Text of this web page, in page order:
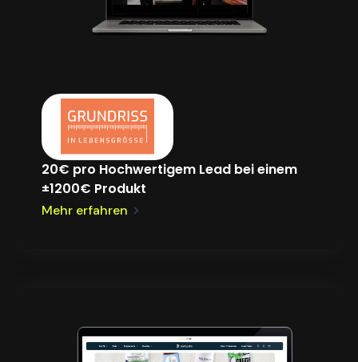
20€ pro Hochwertigem Lead bei einem
±1200€ Produkt
Mehr erfahren